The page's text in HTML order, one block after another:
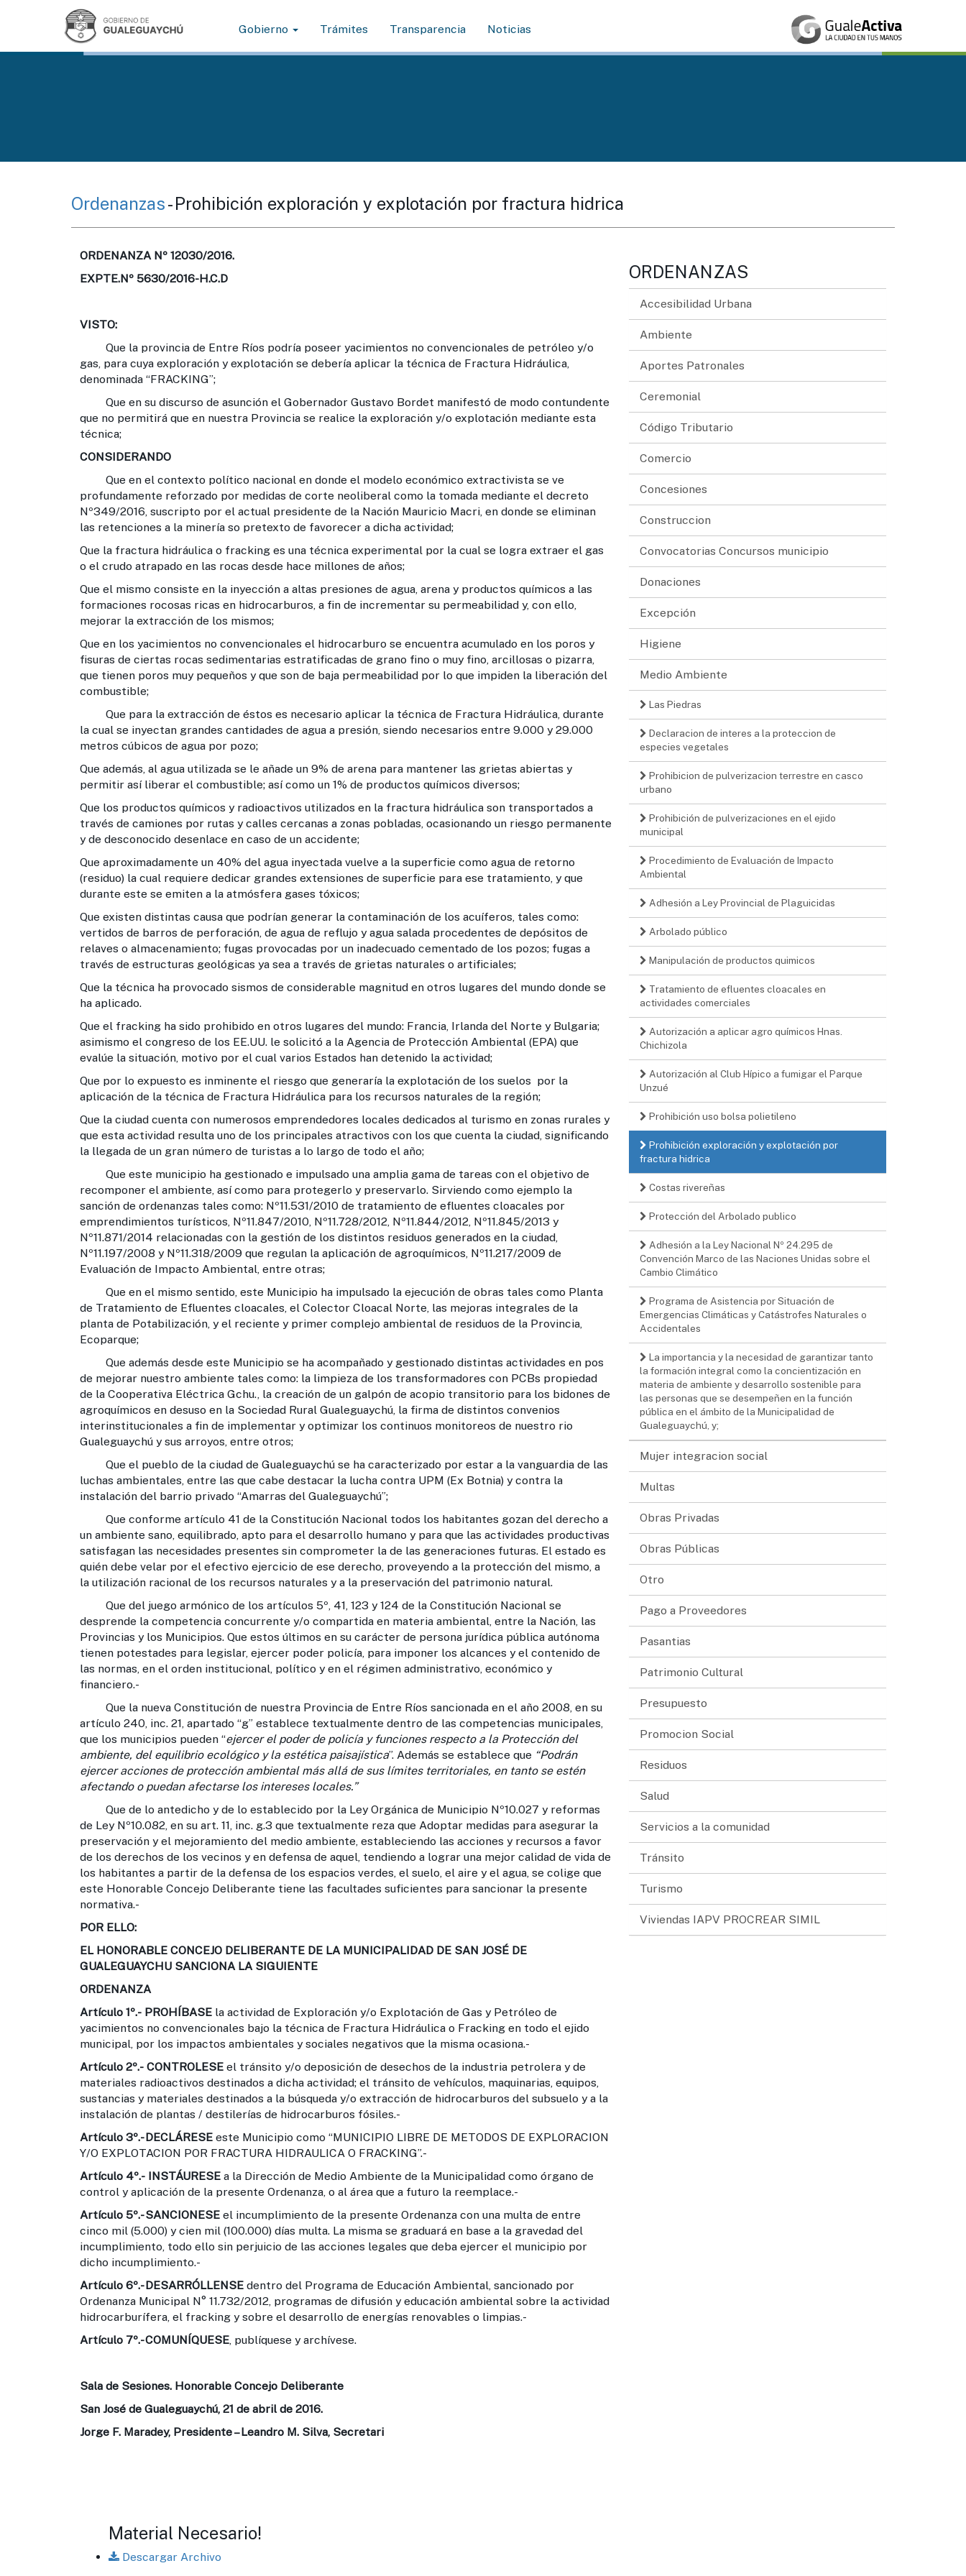
Gobierno Trámites Transparencia Noticias
Ordenanzas- Prohibición exploración y explotación por fractura hidrica
ORDENANZA Nº 12030/2016.
EXPTE.Nº 5630/2016-H.C.D
VISTO:
Que la provincia de Entre Ríos podría poseer yacimientos no convencionales de petróleo y/o
gas, para cuya exploración y explotación se debería aplicar la técnica de Fractura Hidráulica,
denominada “FRACKING”;
Que en su discurso de asunción el Gobernador Gustavo Bordet manifestó de modo contundente
que no permitirá que en nuestra Provincia se realice la exploración y/o explotación mediante esta
técnica;
CONSIDERANDO
Que en el contexto político nacional en donde el modelo económico extractivista se ve
profundamente reforzado por medidas de corte neoliberal como la tomada mediante el decreto
Nº349/2016, suscripto por el actual presidente de la Nación Mauricio Macri, en donde se eliminan
las retenciones a la minería so pretexto de favorecer a dicha actividad;
Que la fractura hidráulica o fracking es una técnica experimental por la cual se logra extraer el gas
o el crudo atrapado en las rocas desde hace millones de años;
Que el mismo consiste en la inyección a altas presiones de agua, arena y productos químicos a las
formaciones rocosas ricas en hidrocarburos, a fin de incrementar su permeabilidad y, con ello,
mejorar la extracción de los mismos;
Que en los yacimientos no convencionales el hidrocarburo se encuentra acumulado en los poros y
fisuras de ciertas rocas sedimentarias estratificadas de grano fino o muy fino, arcillosas o pizarra,
que tienen poros muy pequeños y que son de baja permeabilidad por lo que impiden la liberación del
combustible;
Que para la extracción de éstos es necesario aplicar la técnica de Fractura Hidráulica, durante
la cual se inyectan grandes cantidades de agua a presión, siendo necesarios entre 9.000 y 29.000
metros cúbicos de agua por pozo;
Que además, al agua utilizada se le añade un 9% de arena para mantener las grietas abiertas y
permitir así liberar el combustible; así como un 1% de productos químicos diversos;
Que los productos químicos y radioactivos utilizados en la fractura hidráulica son transportados a
través de camiones por rutas y calles cercanas a zonas pobladas, ocasionando un riesgo permanente
y de desconocido desenlace en caso de un accidente;
Que aproximadamente un 40% del agua inyectada vuelve a la superficie como agua de retorno
(residuo) la cual requiere dedicar grandes extensiones de superficie para ese tratamiento, y que
durante este se emiten a la atmósfera gases tóxicos;
Que existen distintas causa que podrían generar la contaminación de los acuíferos, tales como:
vertidos de barros de perforación, de agua de reflujo y agua salada procedentes de depósitos de
relaves o almacenamiento; fugas provocadas por un inadecuado cementado de los pozos; fugas a
través de estructuras geológicas ya sea a través de grietas naturales o artificiales;
Que la técnica ha provocado sismos de considerable magnitud en otros lugares del mundo donde se
ha aplicado.
Que el fracking ha sido prohibido en otros lugares del mundo: Francia, Irlanda del Norte y Bulgaria;
asimismo el congreso de los EE.UU. le solicitó a la Agencia de Protección Ambiental (EPA) que
evalúe la situación, motivo por el cual varios Estados han detenido la actividad;
Que por lo expuesto es inminente el riesgo que generaría la explotación de los suelos por la
aplicación de la técnica de Fractura Hidráulica para los recursos naturales de la región;
Que la ciudad cuenta con numerosos emprendedores locales dedicados al turismo en zonas rurales y
que esta actividad resulta uno de los principales atractivos con los que cuenta la ciudad, significando
la llegada de un gran número de turistas a lo largo de todo el año;
Que este municipio ha gestionado e impulsado una amplia gama de tareas con el objetivo de
recomponer el ambiente, así como para protegerlo y preservarlo. Sirviendo como ejemplo la
sanción de ordenanzas tales como: Nº11.531/2010 de tratamiento de efluentes cloacales por
emprendimientos turísticos, Nº11.847/2010, Nº11.728/2012, Nº11.844/2012, Nº11.845/2013 y
Nº11.871/2014 relacionadas con la gestión de los distintos residuos generados en la ciudad,
Nº11.197/2008 y Nº11.318/2009 que regulan la aplicación de agroquímicos, Nº11.217/2009 de
Evaluación de Impacto Ambiental, entre otras;
Que en el mismo sentido, este Municipio ha impulsado la ejecución de obras tales como Planta
de Tratamiento de Efluentes cloacales, el Colector Cloacal Norte, las mejoras integrales de la
planta de Potabilización, y el reciente y primer complejo ambiental de residuos de la Provincia,
Ecoparque;
Que además desde este Municipio se ha acompañado y gestionado distintas actividades en pos
de mejorar nuestro ambiente tales como: la limpieza de los transformadores con PCBs propiedad
de la Cooperativa Eléctrica Gchu., la creación de un galpón de acopio transitorio para los bidones de
agroquímicos en desuso en la Sociedad Rural Gualeguaychú, la firma de distintos convenios
interinstitucionales a fin de implementar y optimizar los continuos monitoreos de nuestro rio
Gualeguaychú y sus arroyos, entre otros;
Que el pueblo de la ciudad de Gualeguaychú se ha caracterizado por estar a la vanguardia de las
luchas ambientales, entre las que cabe destacar la lucha contra UPM (Ex Botnia) y contra la
instalación del barrio privado “Amarras del Gualeguaychú”;
Que conforme artículo 41 de la Constitución Nacional todos los habitantes gozan del derecho a
un ambiente sano, equilibrado, apto para el desarrollo humano y para que las actividades productivas
satisfagan las necesidades presentes sin comprometer la de las generaciones futuras. El estado es
quién debe velar por el efectivo ejercicio de ese derecho, proveyendo a la protección del mismo, a
la utilización racional de los recursos naturales y a la preservación del patrimonio natural.
Que del juego armónico de los artículos 5º, 41, 123 y 124 de la Constitución Nacional se
desprende la competencia concurrente y/o compartida en materia ambiental, entre la Nación, las
Provincias y los Municipios. Que estos últimos en su carácter de persona jurídica pública autónoma
tienen potestades para legislar, ejercer poder policía, para imponer los alcances y el contenido de
las normas, en el orden institucional, político y en el régimen administrativo, económico y
financiero.-
Que la nueva Constitución de nuestra Provincia de Entre Ríos sancionada en el año 2008, en su
artículo 240, inc. 21, apartado “g” establece textualmente dentro de las competencias municipales,
que los municipios pueden “ejercer el poder de policía y funciones respecto a la Protección del
ambiente, del equilibrio ecológico y la estética paisajística”. Además se establece que “Podrán
ejercer acciones de protección ambiental más allá de sus límites territoriales, en tanto se estén
afectando o puedan afectarse los intereses locales.”
Que de lo antedicho y de lo establecido por la Ley Orgánica de Municipio Nº10.027 y reformas
de Ley Nº10.082, en su art. 11, inc. g.3 que textualmente reza que Adoptar medidas para asegurar la
preservación y el mejoramiento del medio ambiente, estableciendo las acciones y recursos a favor
de los derechos de los vecinos y en defensa de aquel, tendiendo a lograr una mejor calidad de vida de
los habitantes a partir de la defensa de los espacios verdes, el suelo, el aire y el agua, se colige que
este Honorable Concejo Deliberante tiene las facultades suficientes para sancionar la presente
normativa.-
POR ELLO:
EL HONORABLE CONCEJO DELIBERANTE DE LA MUNICIPALIDAD DE SAN JOSÉ DE
GUALEGUAYCHU SANCIONA LA SIGUIENTE
ORDENANZA
Artículo 1º.- PROHÍBASE la actividad de Exploración y/o Explotación de Gas y Petróleo de
yacimientos no convencionales bajo la técnica de Fractura Hidráulica o Fracking en todo el ejido
municipal, por los impactos ambientales y sociales negativos que la misma ocasiona.-
Artículo 2º.- CONTROLESE el tránsito y/o deposición de desechos de la industria petrolera y de
materiales radioactivos destinados a dicha actividad; el tránsito de vehículos, maquinarias, equipos,
sustancias y materiales destinados a la búsqueda y/o extracción de hidrocarburos del subsuelo y a la
instalación de plantas / destilerías de hidrocarburos fósiles.-
Artículo 3º.-DECLÁRESE este Municipio como “MUNICIPIO LIBRE DE METODOS DE EXPLORACION
Y/O EXPLOTACION POR FRACTURA HIDRAULICA O FRACKING”.-
Artículo 4º.- INSTÁURESE a la Dirección de Medio Ambiente de la Municipalidad como órgano de
control y aplicación de la presente Ordenanza, o al área que a futuro la reemplace.-
Artículo 5º.-SANCIONESE el incumplimiento de la presente Ordenanza con una multa de entre
cinco mil (5.000) y cien mil (100.000) días multa. La misma se graduará en base a la gravedad del
incumplimiento, todo ello sin perjuicio de las acciones legales que deba ejercer el municipio por
dicho incumplimiento.-
Artículo 6º.-DESARRÓLLENSE dentro del Programa de Educación Ambiental, sancionado por
Ordenanza Municipal N° 11.732/2012, programas de difusión y educación ambiental sobre la actividad
hidrocarburífera, el fracking y sobre el desarrollo de energías renovables o limpias.-
Artículo 7º.-COMUNÍQUESE, publíquese y archívese.
Sala de Sesiones. Honorable Concejo Deliberante
San José de Gualeguaychú, 21 de abril de 2016.
Jorge F. Maradey, Presidente – Leandro M. Silva, Secretari
Material Necesario!
Descargar Archivo
ORDENANZAS
Accesibilidad Urbana
Ambiente
Aportes Patronales
Ceremonial
Código Tributario
Comercio
Concesiones
Construccion
Convocatorias Concursos municipio
Donaciones
Excepción
Higiene
Medio Ambiente
Las Piedras
Declaracion de interes a la proteccion de
especies vegetales
Prohibicion de pulverizacion terrestre en casco
urbano
Prohibición de pulverizaciones en el ejido
municipal
Procedimiento de Evaluación de Impacto
Ambiental
Adhesión a Ley Provincial de Plaguicidas
Arbolado público
Manipulación de productos quimicos
Tratamiento de efluentes cloacales en
actividades comerciales
Autorización a aplicar agro químicos Hnas.
Chichizola
Autorización al Club Hípico a fumigar el Parque
Unzué
Prohibición uso bolsa polietileno
Prohibición exploración y explotación por
fractura hidrica
Costas rivereñas
Protección del Arbolado publico
Adhesión a la Ley Nacional Nº 24.295 de
Convención Marco de las Naciones Unidas sobre el
Cambio Climático
Programa de Asistencia por Situación de
Emergencias Climáticas y Catástrofes Naturales o
Accidentales
La importancia y la necesidad de garantizar tanto
la formación integral como la concientización en
materia de ambiente y desarrollo sostenible para
las personas que se desempeñen en la función
pública en el ámbito de la Municipalidad de
Gualeguaychú, y;
Mujer integracion social
Multas
Obras Privadas
Obras Públicas
Otro
Pago a Proveedores
Pasantias
Patrimonio Cultural
Presupuesto
Promocion Social
Residuos
Salud
Servicios a la comunidad
Tránsito
Turismo
Viviendas IAPV PROCREAR SIMIL